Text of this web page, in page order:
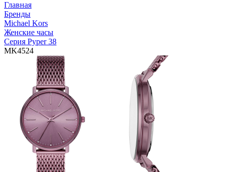
Главная
Бренды
Michael Kors
Женские часы
Серия Pyper 38
MK4524